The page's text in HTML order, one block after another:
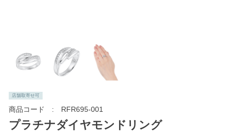
店舗取寄せ可
商品コード RFR695-001
プラチナダイヤモンドリング